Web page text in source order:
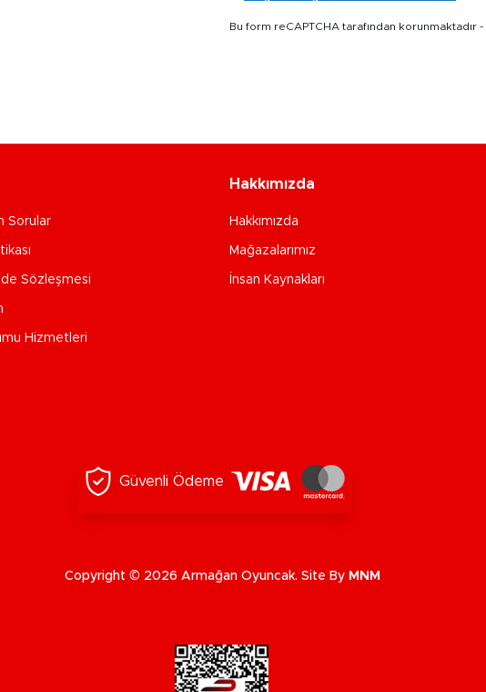
Bu form reCAPTCHA tarafından korunmaktadır -
Sorular
Sözleşmesi
Hizmetleri
Hakkımızda
Hakkımızda
Mağazalarımız
İnsan Kaynakları
Güvenli Ödeme
Copyright © 2026 Armağan Oyuncak. Site By MNM